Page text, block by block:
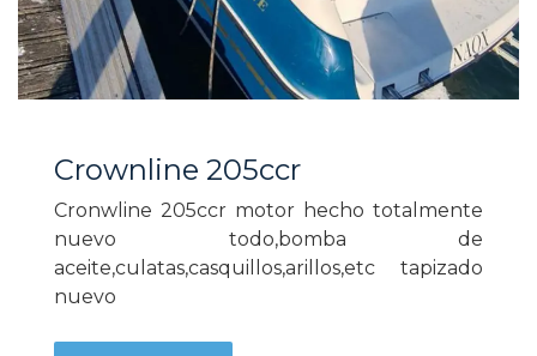
Crownline 205ccr
Cronwline 205ccr motor hecho totalmente
nuevo todo,bomba de
aceite,culatas,casquillos,arillos,etc tapizado
nuevo